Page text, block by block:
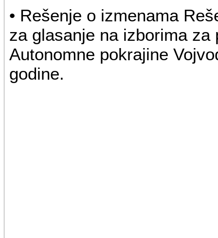
• Rešenje o izmenama
za glasanje na izborima za
Autonomne pokrajine
godine.